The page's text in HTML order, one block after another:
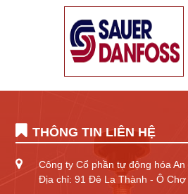
THÔNG TIN LIÊN HỆ
Công ty Cổ phần tự động hóa An
Địa chỉ: 91 Đê La Thành - Ô